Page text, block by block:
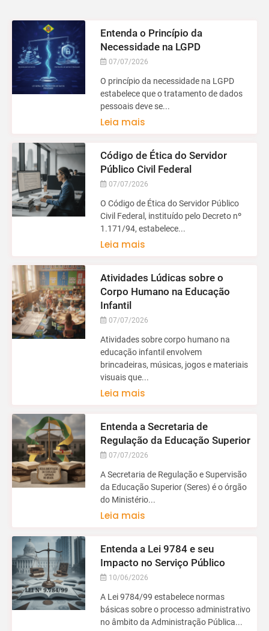
Entenda o Princípio da
Necessidade na LGPD
07/07/2026
O princípio da necessidade na LGPD
estabelece que o tratamento de dados
pessoais deve se...
Leia mais
Código de Ética do Servidor
Público Civil Federal
07/07/2026
O Código de Ética do Servidor Público
Civil Federal, instituído pelo Decreto nº
1.171/94, estabelece...
Leia mais
Atividades Lúdicas sobre o
Corpo Humano na Educação
Infantil
07/07/2026
Atividades sobre corpo humano na
educação infantil envolvem
brincadeiras, músicas, jogos e materiais
visuais que...
Leia mais
Entenda a Secretaria de
Regulação da Educação Superior
07/07/2026
A Secretaria de Regulação e Supervisão
da Educação Superior (Seres) é o órgão
do Ministério...
Leia mais
Entenda a Lei 9784 e seu
Impacto no Serviço Público
10/06/2026
A Lei 9784/99 estabelece normas
básicas sobre o processo administrativo
no âmbito da Administração Pública...